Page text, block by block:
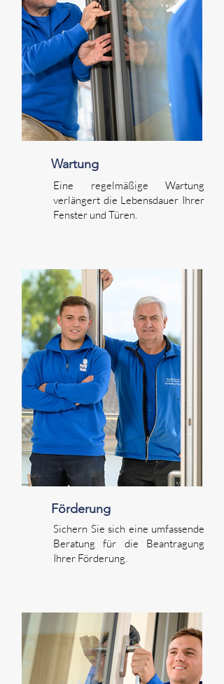
Wartung
Eine regelmäßige Wartung
verlängert die Lebensdauer Ihrer
Fenster und Türen.
Förderung
Sichern Sie sich eine umfassende
Beratung für die Beantragung
Ihrer Förderung.